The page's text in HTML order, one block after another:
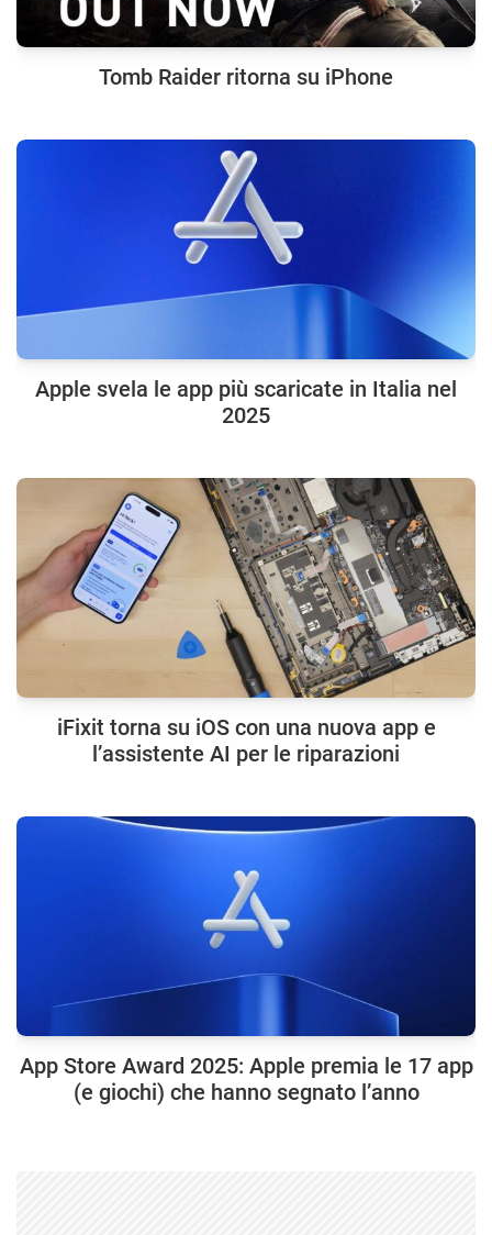
Tomb Raider ritorna su iPhone
Apple svela le app più scaricate in Italia nel
2025
iFixit torna su iOS con una nuova app e
l’assistente AI per le riparazioni
App Store Award 2025: Apple premia le 17 app
(e giochi) che hanno segnato l’anno